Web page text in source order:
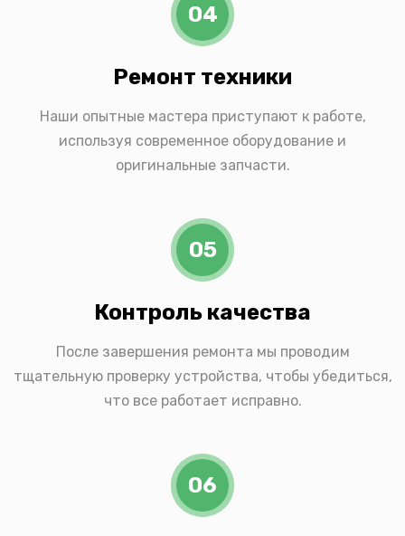
04
Ремонт техники
Наши опытные мастера приступают к работе,
используя современное оборудование и
оригинальные запчасти.
05
Контроль качества
После завершения ремонта мы проводим
тщательную проверку устройства, чтобы убедиться,
что все работает исправно.
06